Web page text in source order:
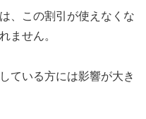
、この割引が使えなくな
ません。
ている方には影響が大き